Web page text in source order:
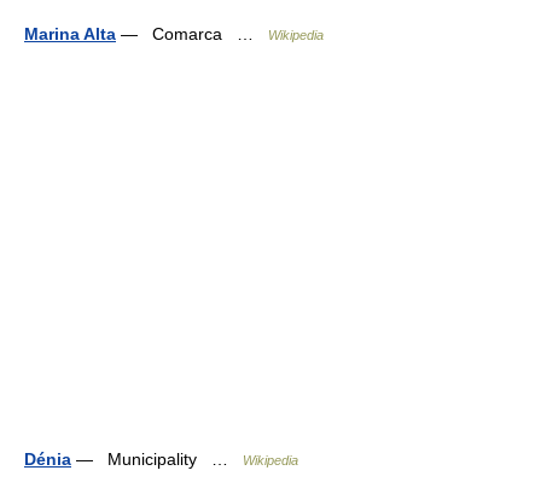
Marina Alta — Comarca … Wikipedia
Dénia — Municipality … Wikipedia